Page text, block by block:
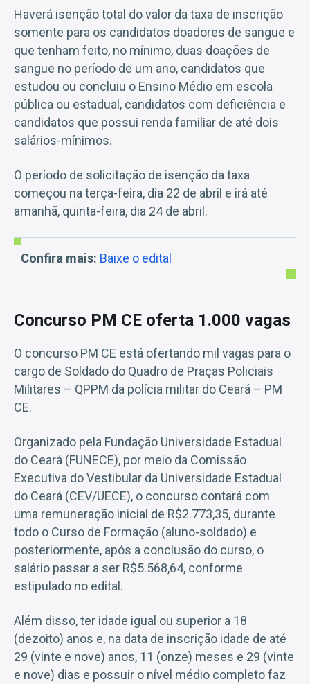
Haverá isenção total do valor da taxa de inscrição
somente para os candidatos doadores de sangue e
que tenham feito, no mínimo, duas doações de
sangue no período de um ano, candidatos que
estudou ou concluiu o Ensino Médio em escola
pública ou estadual, candidatos com deficiência e
candidatos que possui renda familiar de até dois
salários-mínimos.
O período de solicitação de isenção da taxa
começou na terça-feira, dia 22 de abril e irá até
amanhã, quinta-feira, dia 24 de abril.
Confira mais: Baixe o edital
Concurso PM CE oferta 1.000 vagas
O concurso PM CE está ofertando mil vagas para o
cargo de Soldado do Quadro de Praças Policiais
Militares – QPPM da polícia militar do Ceará – PM
CE.
Organizado pela Fundação Universidade Estadual
do Ceará (FUNECE), por meio da Comissão
Executiva do Vestibular da Universidade Estadual
do Ceará (CEV/UECE), o concurso contará com
uma remuneração inicial de R$2.773,35, durante
todo o Curso de Formação (aluno-soldado) e
posteriormente, após a conclusão do curso, o
salário passar a ser R$5.568,64, conforme
estipulado no edital.
Além disso, ter idade igual ou superior a 18
(dezoito) anos e, na data de inscrição idade de até
29 (vinte e nove) anos, 11 (onze) meses e 29 (vinte
e nove) dias e possuir o nível médio completo faz